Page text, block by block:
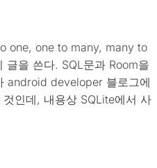
one, one to many, many to
을 쓴다. SQL문과 Room을
android developer 블로그에
인데, 내용상 SQLite에서 사